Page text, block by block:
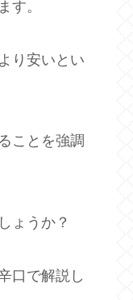
す。
り安いとい
ことを強調
ょうか？
口で解説し